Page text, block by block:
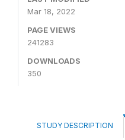
Mar 18, 2022
PAGE VIEWS
241283
DOWNLOADS
350
STUDY DESCRIPTION